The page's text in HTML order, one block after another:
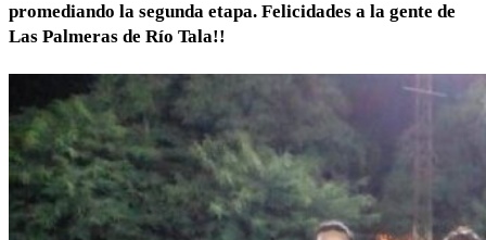
promediando la segunda etapa. Felicidades a la gente de
Las Palmeras de Río Tala!!